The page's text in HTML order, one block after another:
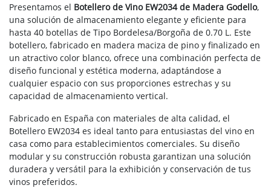
Presentamos el Botellero de Vino EW2034 de Madera Godello,
una solución de almacenamiento elegante y eficiente para
hasta 40 botellas de Tipo Bordelesa/Borgoña de 0.70 L. Este
botellero, fabricado en madera maciza de pino y finalizado en
un atractivo color blanco, ofrece una combinación perfecta de
diseño funcional y estética moderna, adaptándose a
cualquier espacio con sus proporciones estrechas y su
capacidad de almacenamiento vertical.
Fabricado en España con materiales de alta calidad, el
Botellero EW2034 es ideal tanto para entusiastas del vino en
casa como para establecimientos comerciales. Su diseño
modular y su construcción robusta garantizan una solución
duradera y versátil para la exhibición y conservación de tus
vinos preferidos.